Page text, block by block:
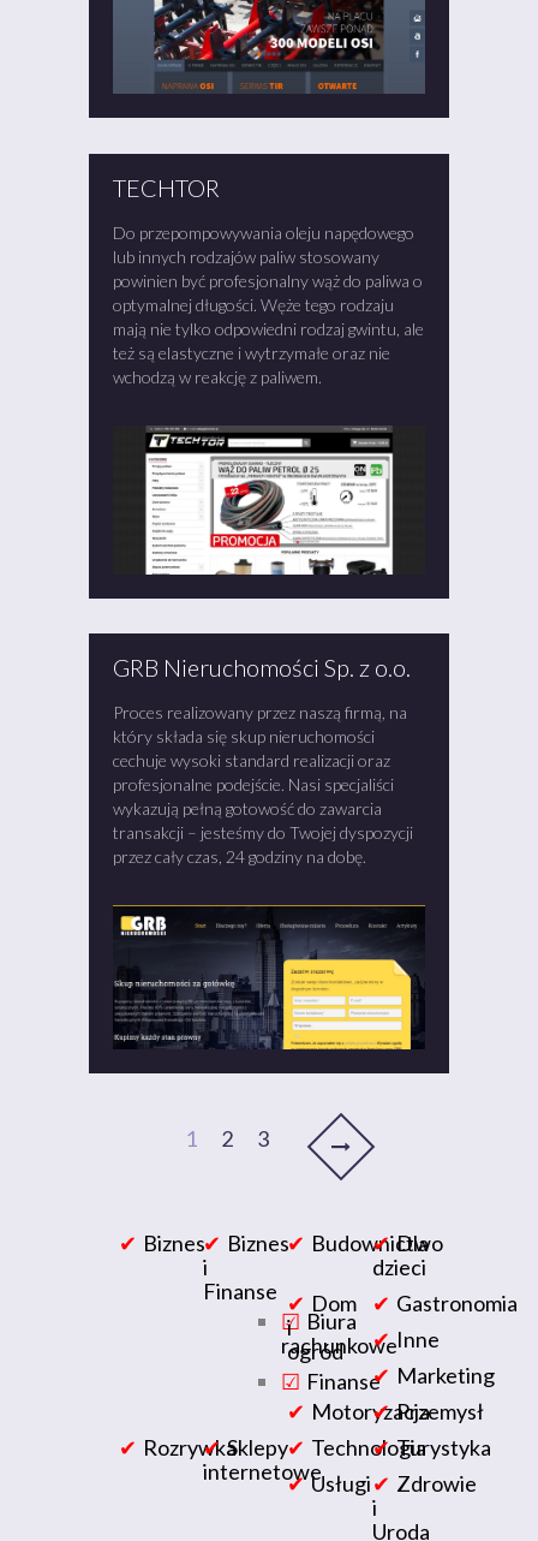
TECHTOR
Do przepompowywania oleju napędowego
lub innych rodzajów paliw stosowany
powinien być profesjonalny wąż do paliwa o
optymalnej długości. Węże tego rodzaju
mają nie tylko odpowiedni rodzaj gwintu, ale
też są elastyczne i wytrzymałe oraz nie
wchodzą w reakcję z paliwem.
GRB Nieruchomości Sp. z o.o.
Proces realizowany przez naszą firmą, na
który składa się skup nieruchomości
cechuje wysoki standard realizacji oraz
profesjonalne podejście. Nasi specjaliści
wykazują pełną gotowość do zawarcia
transakcji – jesteśmy do Twojej dyspozycji
przez cały czas, 24 godziny na dobę.
1 2 3
Biznes
Biznes
i
Finanse
Biura
rachunkowe
Finanse
Budownictwo
Dla
dzieci
Dom
i
ogród
Gastronomia
Inne
Marketing
MotoryzacjaPrzemysł
RozrywkaSklepy
internetowe
TechnologiaTurystyka
Usługi
Zdrowie
i
Uroda